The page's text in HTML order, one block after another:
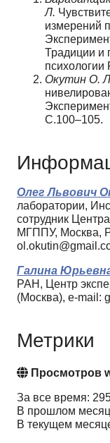
Л.
измерений
Традиции и
Окутин О.
С.100–105.
Олег Львович
лаборатории,
сотрудник
МГППУ, Москва,
Галина
РАН, Центр
(Москва), e-mail:
Метрики
Просмотров
За все время:
В прошлом
В текущем